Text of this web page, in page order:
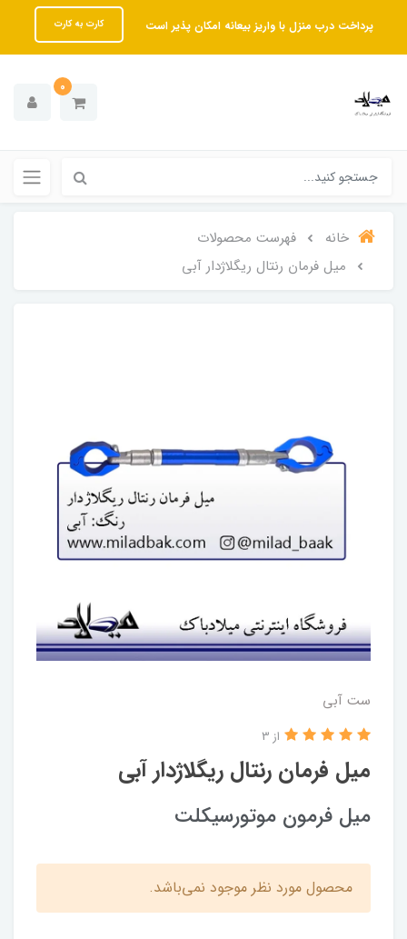
پرداخت درب منزل با واریز بیعانه امکان پذیر است کارت به کارت
0
خانه
فهرست محصولات
میل فرمان رنتال ریگلاژدار آبی
ست آبی
میل فرمان رنتال ریگلاژدار آبی
از 3
میل فرمون موتورسیکلت
محصول مورد نظر موجود نمی‌باشد.